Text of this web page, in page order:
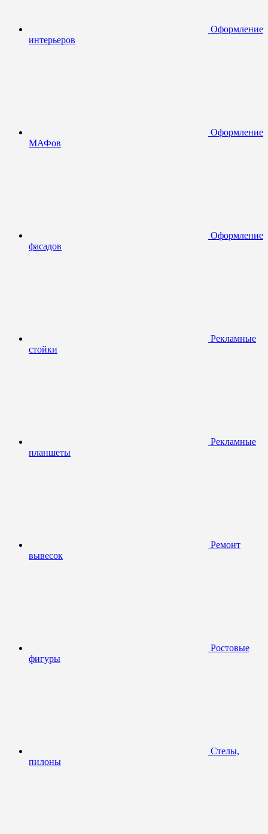
Оформление
интерьеров
Оформление
МАФов
Оформление
фасадов
Рекламные
стойки
Рекламные
планшеты
Ремонт
вывесок
Ростовые
фигуры
Стелы,
пилоны